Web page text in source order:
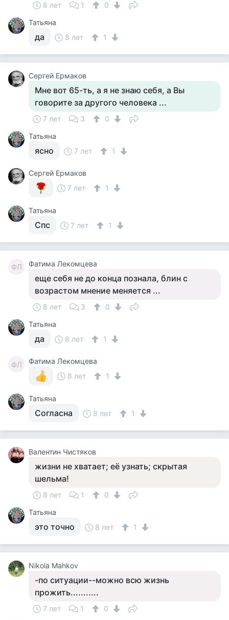
8 лет 1
0
Татьяна
да 8 лет 1
Сергей Ермаков
Мне вот 65-ть, а я не знаю себя, а Вы
говорите за другого человека ...
7 лет 3
0
Татьяна
ясно 7 лет 1
Сергей Ермаков
7 лет
1
Татьяна
Спс 7 лет 1
ФЛ Фатима Лекомцева
еще себя не до конца познала, блин с
возрастом мнение меняется ...
8 лет 3
0
Татьяна
да 8 лет 1
ФЛ
Фатима Лекомцева
8 лет
1
Татьяна
Согласна 8 лет 1
Валентин Чистяков
жизни не хватает; её узнать; скрытая
шельма!
8 лет 1
0
Татьяна
это точно 8 лет 1
Nikola Mahkov
-по ситуации--можно всю жизнь
прожить...........
7 лет 1
0